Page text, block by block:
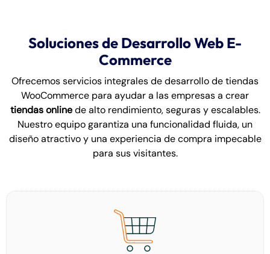
Soluciones de Desarrollo Web E-
Commerce
Ofrecemos servicios integrales de desarrollo de tiendas
WooCommerce para ayudar a las empresas a crear
tiendas onlinede alto rendimiento, seguras y escalables.
Nuestro equipo garantiza una funcionalidad fluida, un
diseño atractivo y una experiencia de compra impecable
para sus visitantes.